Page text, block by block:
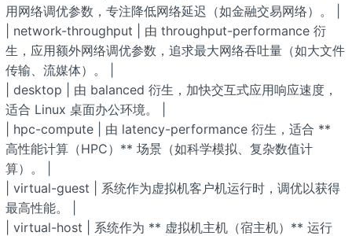
用网络调优参数，专注降低网络延迟（如金融交易网络）。 |
| network-throughput | 由 throughput-performance 衍
生，应用额外网络调优参数，追求最大网络吞吐量（如大文件
传输、流媒体）。 |
| desktop | 由 balanced 衍生，加快交互式应用响应速度，
适合 Linux 桌面办公环境。 |
| hpc-compute | 由 latency-performance 衍生，适合 **
高性能计算（HPC）** 场景（如科学模拟、复杂数值计
算）。 |
| virtual-guest | 系统作为虚拟机客户机运行时，调优以获得
最高性能。 |
| virtual-host | 系统作为 ** 虚拟机主机（宿主机）** 运行